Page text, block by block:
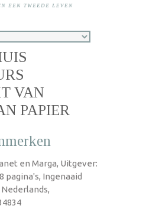
VAN
PAPIER
en Marga, Uitgever:
pagina's, Ingenaaid